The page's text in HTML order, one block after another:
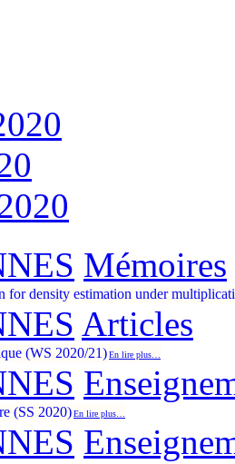
Mémoires
for density estimation under
Articles
(WS 2020/21)En lire plus…
(SS 2020)En lire plus…